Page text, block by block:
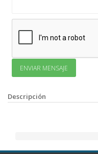
Descripción